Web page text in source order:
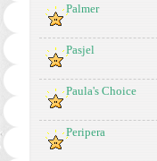
Palmer
Pasjel
Paula's Choice
Peripera